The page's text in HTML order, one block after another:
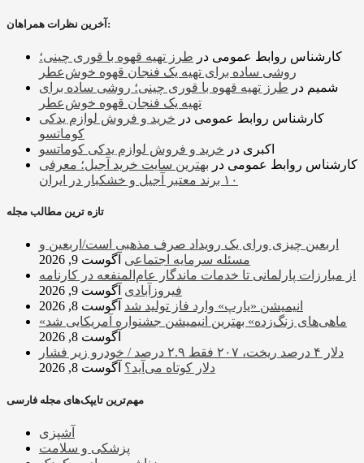
آخرین نظرات همراهان:
کارشناس روابط عمومی در طرز تهیه قهوه با قوری چینی؛
روشی ساده برای تهیه یک فنجان قهوه خوش‌عطر
شمیم در طرز تهیه قهوه با قوری چینی؛ روشی ساده برای
تهیه یک فنجان قهوه خوش‌عطر
کارشناس روابط عمومی در خرید و فروش لوازم یدکی
کوماتسو
اکبری در خرید و فروش لوازم یدکی کوماتسو
کارشناس روابط عمومی در بهترین سایت خرید آجیل؛ معرفی
۱۰ برند معتبر آجیل و خشکبار در ایران
تازه ترین مطالب مجله
اربعین چیزی ورای یک رویداد صرف مذهبی است/اربعین و
مسئله سرمایه اجتماعی آگوست 9, 2026
از مبارزات پارلمانی تا خدمات ماندگار عام‌المنفعه در کارنامه
فیروزآبادی آگوست 9, 2026
انیمیشن «یارپ» وارد فاز تولید شد آگوست 8, 2026
«ماهی‌های زنگ‌زده» بهترین انیمیشن جشنواره آمریکایی شد
آگوست 8, 2026
دلار ۴ درصد ریخت، ۲۰۷ فقط ۲.۹ درصد / خودرو زیر فشار
دلار کوتاه می‌آید؟ آگوست 8, 2026
مهم‌ترین تایپک‌های مجله فارسی
آشپزی
پزشکی و سلامت